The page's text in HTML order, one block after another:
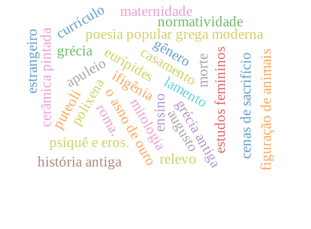
grécia antiga
eurípides
ifigênia
polixena
morte
casamento
lamento
poesia popular grega moderna
estudos femininos
o asno de ouro
apuleio
psiquê e eros.
história antiga
currículo
ensino
cerâmica pintada cenas de sacrifíciofiguração de animais
gênero
normatividade
grécia
mitologia
maternidade
augusto
puteoli
relevo
estrangeiro
roma.